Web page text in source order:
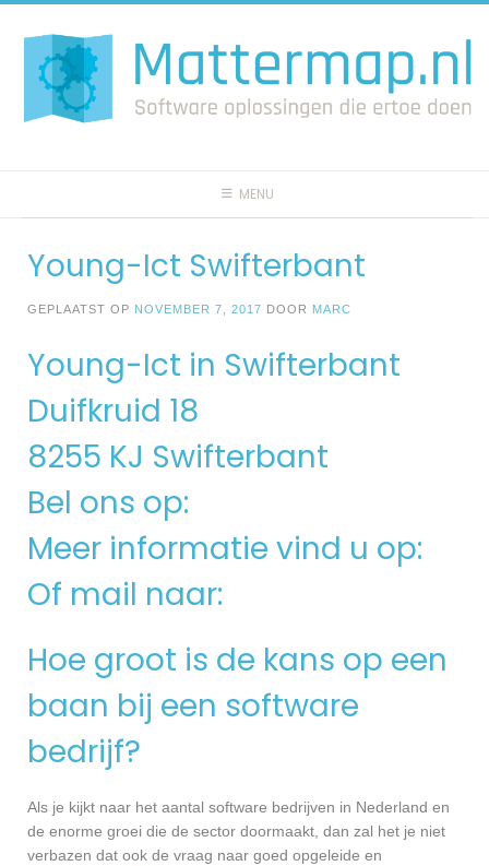
naar
inhoud
MENU
Young-Ict Swifterbant
GEPLAATST OP NOVEMBER 7, 2017 DOOR MARC
Young-Ict in Swifterbant
Duifkruid 18
8255 KJ Swifterbant
Bel ons op:
Meer informatie vind u op:
Of mail naar:
Hoe groot is de kans op een
baan bij een software
bedrijf?
Als je kijkt naar het aantal software bedrijven in Nederland en
de enorme groei die de sector doormaakt, dan zal het je niet
verbazen dat ook de vraag naar goed opgeleide en